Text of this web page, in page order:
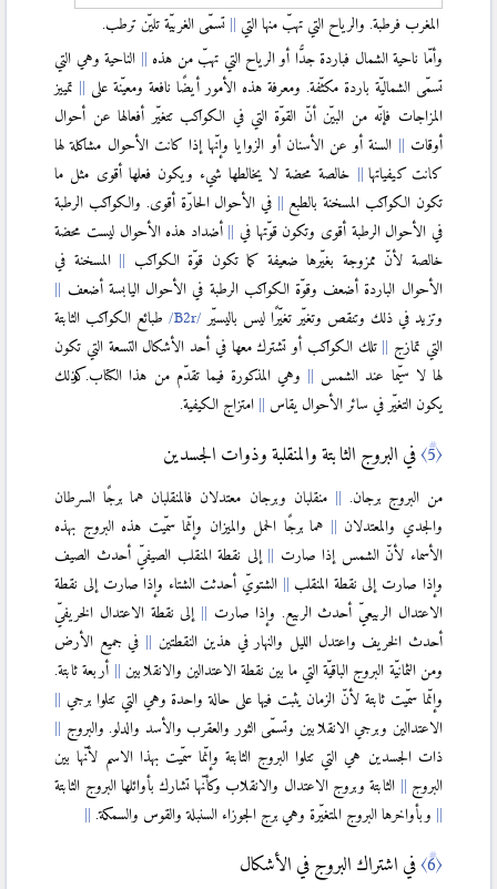
المغرب فرطبة. والرياح التي تهبّ منها التي
تسمّى الغربيّة تليّن ترطب.
وأمّا ناحية الشمال فباردة جدًّا أو الرياح التي تهبّ من هذه
الناحية وهي التي
تسمّى الشماليّة باردة مكثّفة. ومعرفة هذه الأمور أيضًا نافعة ومعيّنة على
تمييز
المزاجات فإنّه من البيّن أنّ القوّة التي في الكواكب تتغيّر أفعالها عن أحوال
أوقات
السنة أو عن الأسنان أو الزوايا وإنّها إذا كانت الأحوال مشاكلة لها
كانت كيفياتها
خالصة محضة لا يخالطها شيء ويكون فعلها أقوى مثل ما
تكون الكواكب المسخنة بالطبع
في الأحوال الحارّة أقوى. والكواكب الرطبة
في الأحوال الرطبة أقوى وتكون قوّتها في
أضداد هذه الأحوال ليست محضة
خالصة لأنّ ممزوجة بغيّرها ضعيفة كما تكون قوّة الكواكب
المسخنة في
الأحوال الباردة أضعف وقوّة الكواكب الرطبة في الأحوال اليابسة أضعف
وتزيد في ذلك وتنقص وتغيّر تغيّرًا ليس باليسيّر
طبائع الكواكب الثابتة
التي تمازج
تلك الكواكب أو تشترك معها في أحد الأشكال التسعة التي تكون
لها لا سيّما عند الشمس
وهي المذكورة فيما تقدّم من هذا الكتاب. وكذلك
يكون التغيّر في سائر الأحوال يقاس
امتزاج الكيفية.
〈5〉 في البروج الثابتة والمنقلبة وذوات الجسدين
من البروج برجان.
منقلبان وبرجان معتدلان فالمنقلبان هما برجًا السرطان
والجدي والمعتدلان
هما برجًا الحمل والميزان وإنّما سمّيت هذه البروج بهذه
الأسماء لأنّ الشمس إذا صارت
إلى نقطة المنقلب الصیفيّ أحدث الصيف
وإذا صارت إلى نقطة المنقلب
الشتويّ أحدثت الشتاء وإذا صارت إلى نقطة
الاعتدال الربيعيّ أحدث الربيع. وإذا صارت
إلى نقطة الاعتدال الخريفيّ
أحدث الخريف واعتدل الليل والنهار في هذين النقطتين
في جميع الأرض
ومن الثمانيّة البروج الباقيّة التي ما بين نقطة الاعتدالين والانقلابين
أربعة ثابتة.
وإنّما سمّيت ثابتة لأنّ الزمان يثبت فيها على حالة واحدة وهي التي تتلوا برجي
الاعتدالين وبرجي الانقلابين وتسمّى الثور والعقرب والأسد والدلو. والبروج
ذات الجسدين هي التي تتلوا البروج الثابتة وإنّما سمّيت بهذا الاسم لأنّها بين
البروج
الثابتة وبروج الاعتدال والانقلاب وكأنّها تشارك بأوائلها البروج الثابتة
وبأواخرها البروج المتغيّرة وهي برج الجوزاء السنبلة والقوس والسمكة.
〈6〉 في اشتراك البروج في الأشكال